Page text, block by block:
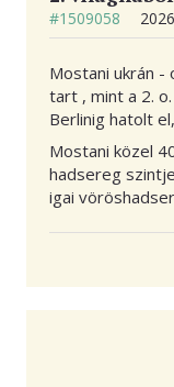
#1509058
Mostani ukrán -
tart , mint a 2.
Berlinig hatolt
Mostani közel
hadsereg
igai